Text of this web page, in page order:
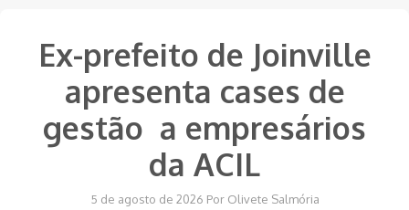
Ex-prefeito de Joinville
apresenta cases de
gestão a empresários
da ACIL
5 de agosto de 2026 Por Olivete Salmória